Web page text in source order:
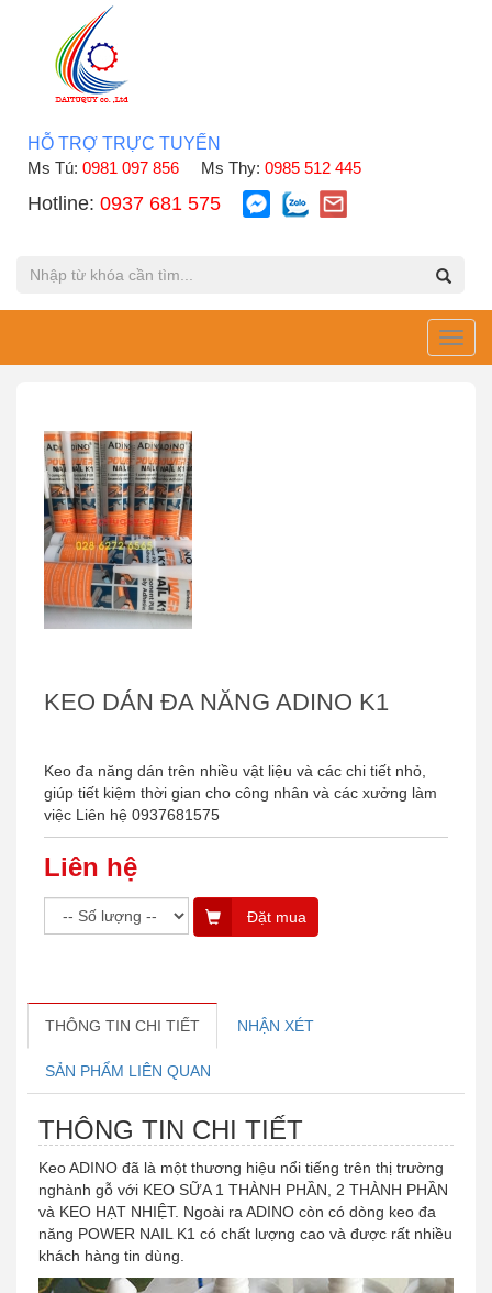
HỖ TRỢ TRỰC TUYẾN
Ms Tú: 0981 097 856 Ms Thy: 0985 512 445
Hotline: 0937 681 575
KEO DÁN ĐA NĂNG ADINO K1
Keo đa năng dán trên nhiều vật liệu và các chi tiết nhỏ,
giúp tiết kiệm thời gian cho công nhân và các xưởng làm
việc Liên hệ 0937681575
Liên hệ
Đặt mua
THÔNG TIN CHI TIẾT NHẬN XÉT
SẢN PHẨM LIÊN QUAN
THÔNG TIN CHI TIẾT
Keo ADINO đã là một thương hiệu nổi tiếng trên thị trường
nghành gỗ với KEO SỮA 1 THÀNH PHẦN, 2 THÀNH PHẦN
và KEO HẠT NHIỆT. Ngoài ra ADINO còn có dòng keo đa
năng POWER NAIL K1 có chất lượng cao và được rất nhiều
khách hàng tin dùng.